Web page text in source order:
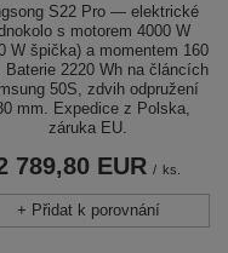
S22 Pro — elektrické
s motorem 4000 W
W špička) a momentem 160
Baterie 2220 Wh na článcích
50S, zdvih odpružení
mm. Expedice z Polska,
záruka EU.
789,80 EUR / ks.
+ Přidat k porovnání